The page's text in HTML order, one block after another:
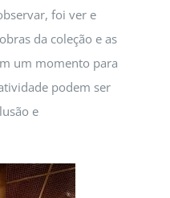
foi ver e
da coleção e as
um momento para
podem ser
e